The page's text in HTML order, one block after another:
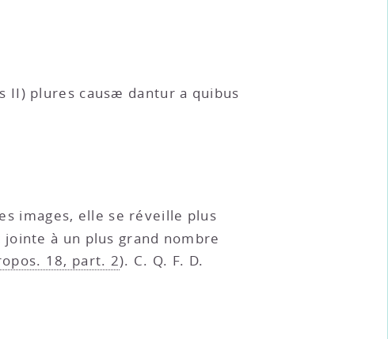
II) plures causæ dantur a quibus
images, elle se réveille plus
à un plus grand nombre
18, part. 2). C. Q. F. D.